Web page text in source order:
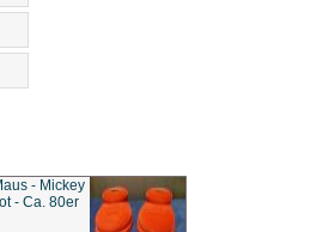
- Mickey
- Ca. 80er